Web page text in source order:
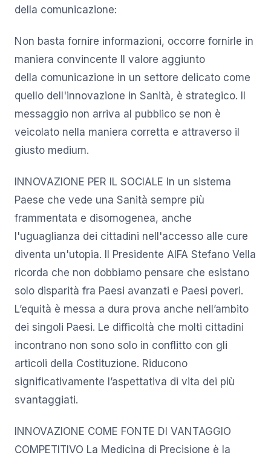
della comunicazione:
Non basta fornire informazioni, occorre fornirle in
maniera convincente Il valore aggiunto
della comunicazione in un settore delicato come
quello dell'innovazione in Sanità, è strategico. Il
messaggio non arriva al pubblico se non è
veicolato nella maniera corretta e attraverso il
giusto medium.
INNOVAZIONE PER IL SOCIALE In un sistema
Paese che vede una Sanità sempre più
frammentata e disomogenea, anche
l'uguaglianza dei cittadini nell'accesso alle cure
diventa un'utopia. Il Presidente AIFA Stefano Vella
ricorda che non dobbiamo pensare che esistano
solo disparità fra Paesi avanzati e Paesi poveri.
L’equità è messa a dura prova anche nell’ambito
dei singoli Paesi. Le difficoltà che molti cittadini
incontrano non sono solo in conflitto con gli
articoli della Costituzione. Riducono
significativamente l’aspettativa di vita dei più
svantaggiati.
INNOVAZIONE COME FONTE DI VANTAGGIO
COMPETITIVO La Medicina di Precisione è la